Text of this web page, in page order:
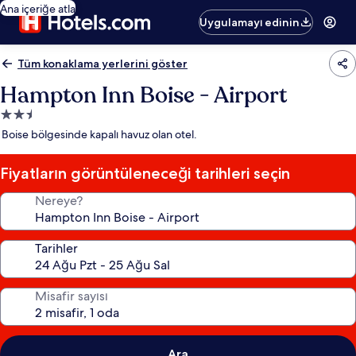
Ana içeriğe atla
Uygulamayı edinin
Tüm konaklama yerlerini göster
Hampton Inn Boise - Airport
2.5
yıldızlı
yeri
Boise bölgesinde kapalı havuz olan otel.
Fiyatların görüntüleneceği tarihleri seçin
Nereye?
Tarihler
Misafir sayısı